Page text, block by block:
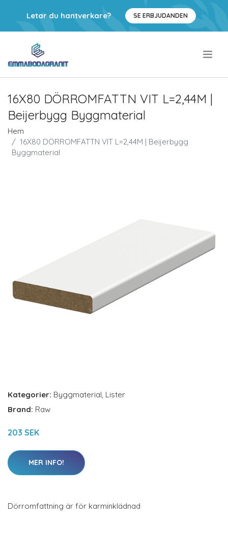
Letar du hantverkare? SE ERBJUDANDEN
16X80 DÖRROMFATTN VIT L=2,44M |
Beijerbygg Byggmaterial
Hem
16X80 DÖRROMFATTN VIT L=2,44M | Beijerbygg
Byggmaterial
Kategorier: Byggmaterial, Lister
Brand: Raw
203 SEK
MER INFO!
Dörromfattning är för karminklädnad